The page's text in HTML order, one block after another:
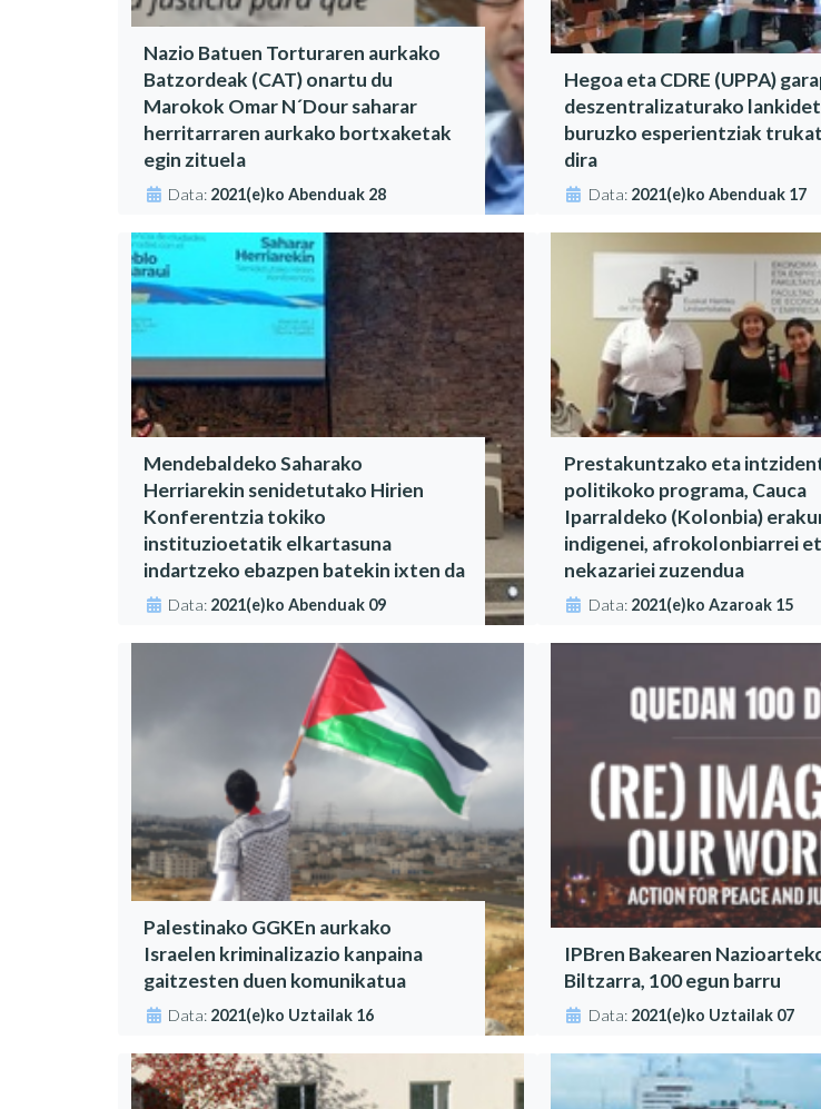
Nazio Batuen Torturaren aurkako
Batzordeak (CAT) onartu du
Marokok Omar N´Dour saharar
herritarraren aurkako bortxaketak
egin zituela
Data: 2021(e)ko Abenduak 28
Hegoa eta CDRE (UPPA)
deszentralizaturako
buruzko esperientziak
dira
Data: 2021(e)ko Abenduak 17
Mendebaldeko Saharako
Herriarekin senidetutako Hirien
Konferentzia tokiko
instituzioetatik elkartasuna
indartzeko ebazpen batekin ixten da
Data: 2021(e)ko Abenduak 09
Prestakuntzako eta
politikoko programa, Cauca
Iparraldeko (Kolonbia)
indigenei, afrokolonbiarrei
nekazariei zuzendua
Data: 2021(e)ko Azaroak 15
Palestinako GGKEn aurkako
Israelen kriminalizazio kanpaina
gaitzesten duen komunikatua
Data: 2021(e)ko Uztailak 16
IPBren Bakearen
Biltzarra, 100 egun barru
Data: 2021(e)ko Uztailak 07